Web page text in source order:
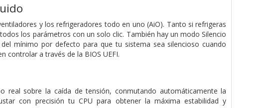
y los refrigeradores todo en uno (AiO). Tanto si refrigeras
los parámetros con un solo clic. También hay un modo Silencio
mínimo por defecto para que tu sistema sea silencioso cuando
controlar a través de la BIOS UEFI.
real sobre la caída de tensión, conmutando automáticamente la
con precisión tu CPU para obtener la máxima estabilidad y